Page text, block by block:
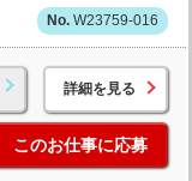
W23759-016
詳細を見る
このお仕事に応募